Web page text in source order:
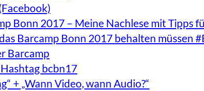
Bonn 2017 – Meine Nachlese mit
Barcamp Bonn 2017 behalten müssen
Barcamp
bcbn17
+ „Wann Video, wann Audio?“